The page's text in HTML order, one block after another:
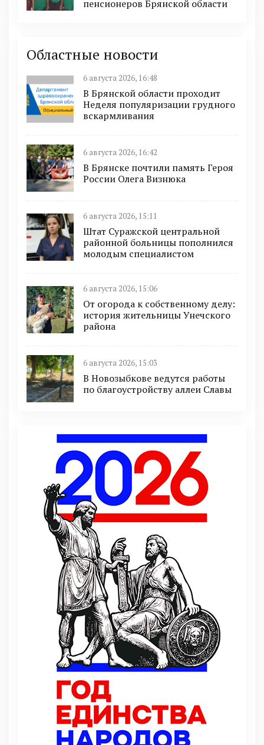
пенсионеров Брянской области
Областные новости
6 августа 2026, 16:48
В Брянской области проходит
Неделя популяризации грудного
вскармливания
6 августа 2026, 16:42
В Брянске почтили память Героя
России Олега Визнюка
6 августа 2026, 15:11
Штат Суражской центральной
районной больницы пополнился
молодым специалистом
6 августа 2026, 15:06
От огорода к собственному делу:
история жительницы Унечского
района
6 августа 2026, 15:03
В Новозыбкове ведутся работы
по благоустройству аллеи Славы